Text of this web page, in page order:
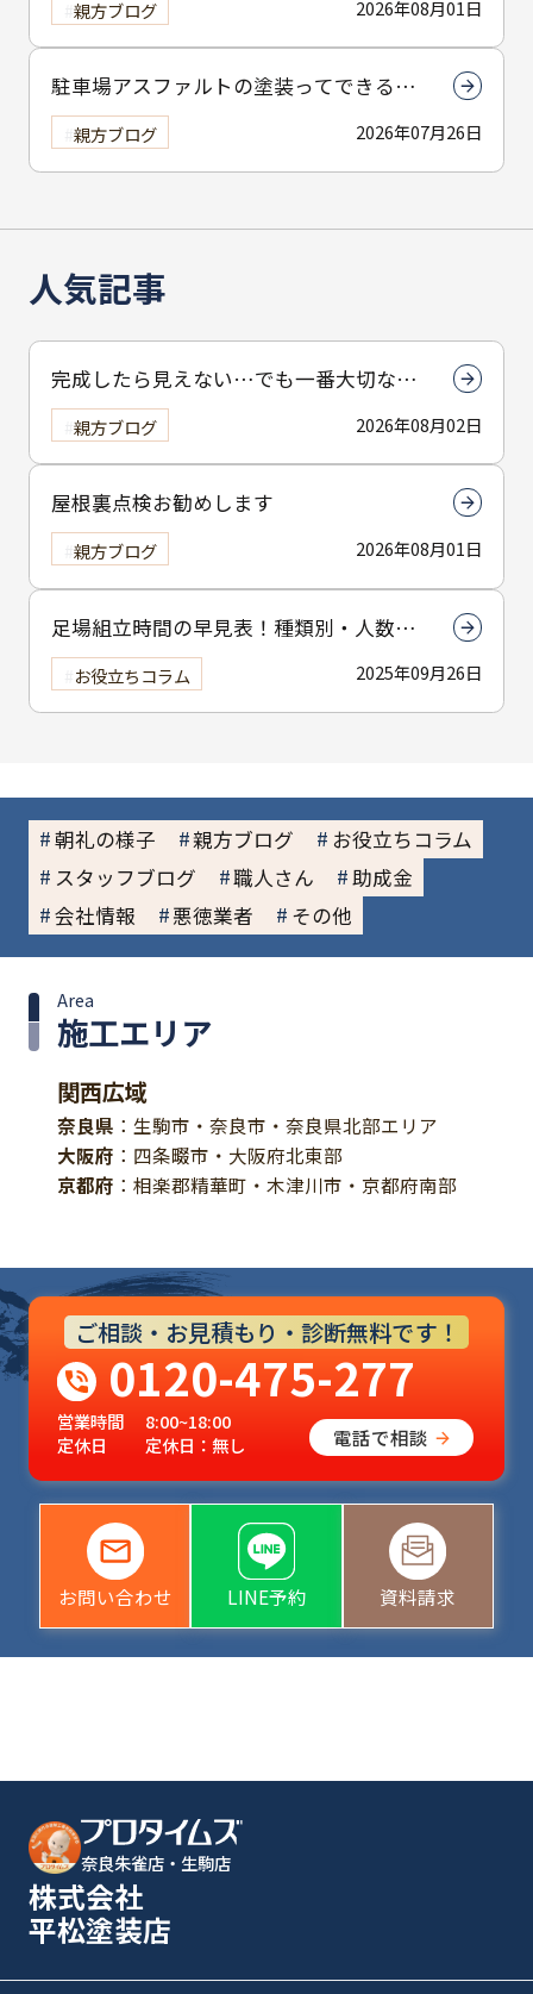
2026年08月01日
親方ブログ
駐車場アスファルトの塗装ってできる
の？
2026年07月26日
親方ブログ
人気記事
完成したら見えない…でも一番大切なん
は下塗りです
2026年08月02日
親方ブログ
屋根裏点検お勧めします
2026年08月01日
親方ブログ
足場組立時間の早見表！種類別・人数別
で組立時間を解説
2025年09月26日
お役立ちコラム
朝礼の様子 親方ブログ
お役立ちコラム
スタッフブログ
職人さん
助成金
会社情報
悪徳業者 その他
施工エリア
Area
関西広域
奈良県 ：生駒市・奈良市・奈良県北部エリア
大阪府 ：四条畷市・大阪府北東部
京都府 ：相楽郡精華町・木津川市・京都府南部
ご相談・お見積もり・診断無料です！
0120-475-277
営業時間
8:00~18:00
定休日
定休日：無し 電話で相談
お問い合わせ LINE予約 資料請求
奈良朱雀店・生駒店
株式会社
平松塗装店